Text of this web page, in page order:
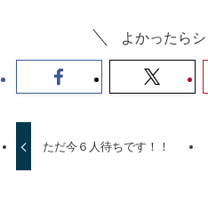
よかったら
ただ今６人待ちです！！